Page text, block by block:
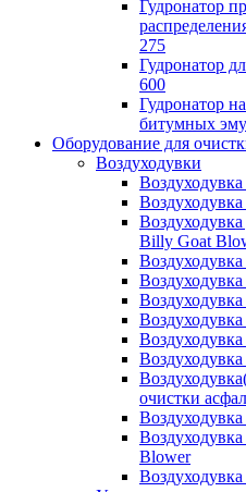
Гудронатор
275
Гудронатор
600
Гудронатор
битумных
Оборудование для
Воздуходувки
Billy Goat
очистки
Blower